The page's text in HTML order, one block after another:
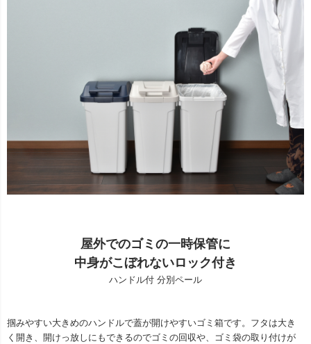
屋外でのゴミの一時保管に
中身がこぼれないロック付き
ハンドル付 分別ペール
掴みやすい大きめのハンドルで蓋が開けやすいゴミ箱です。フタは大き
く開き、開けっ放しにもできるのでゴミの回収や、ゴミ袋の取り付けが